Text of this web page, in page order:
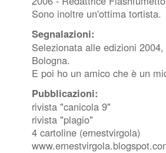
Sono inoltre un'ottima tortista.
Segnalazioni:
Selezionata alle edizioni
Bologna.
E poi ho un amico che è un
Pubblicazioni:
rivista "canicola 9"
rivista "plagio"
4 cartoline (ernestvirgola)